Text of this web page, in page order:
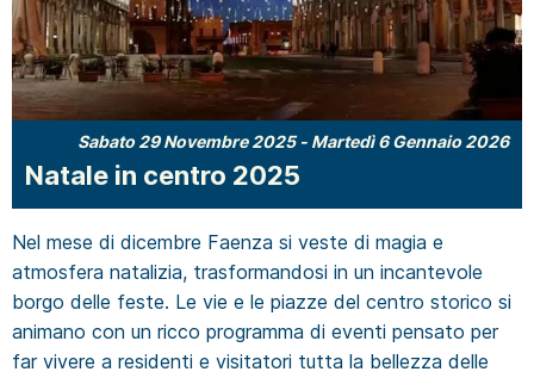
Sabato 29 Novembre 2025- Martedì 6 Gennaio 2026
Natale in centro 2025
Nel mese di dicembre Faenza si veste di magia e
atmosfera natalizia, trasformandosi in un incantevole
borgo delle feste. Le vie e le piazze del centro storico si
animano con un ricco programma di eventi pensato per
far vivere a residenti e visitatori tutta la bellezza delle